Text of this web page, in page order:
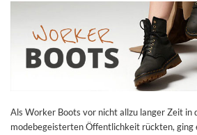
Als Worker Boots vor nicht allzu langer Zeit in
modebegeisterten Öffentlichkeit rückten, ging